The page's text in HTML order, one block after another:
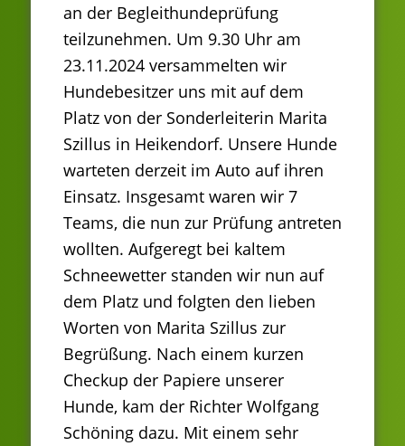
an der Begleithundeprüfung
teilzunehmen. Um 9.30 Uhr am
23.11.2024 versammelten wir
Hundebesitzer uns mit auf dem
Platz von der Sonderleiterin Marita
Szillus in Heikendorf. Unsere Hunde
warteten derzeit im Auto auf ihren
Einsatz. Insgesamt waren wir 7
Teams, die nun zur Prüfung antreten
wollten. Aufgeregt bei kaltem
Schneewetter standen wir nun auf
dem Platz und folgten den lieben
Worten von Marita Szillus zur
Begrüßung. Nach einem kurzen
Checkup der Papiere unserer
Hunde, kam der Richter Wolfgang
Schöning dazu. Mit einem sehr